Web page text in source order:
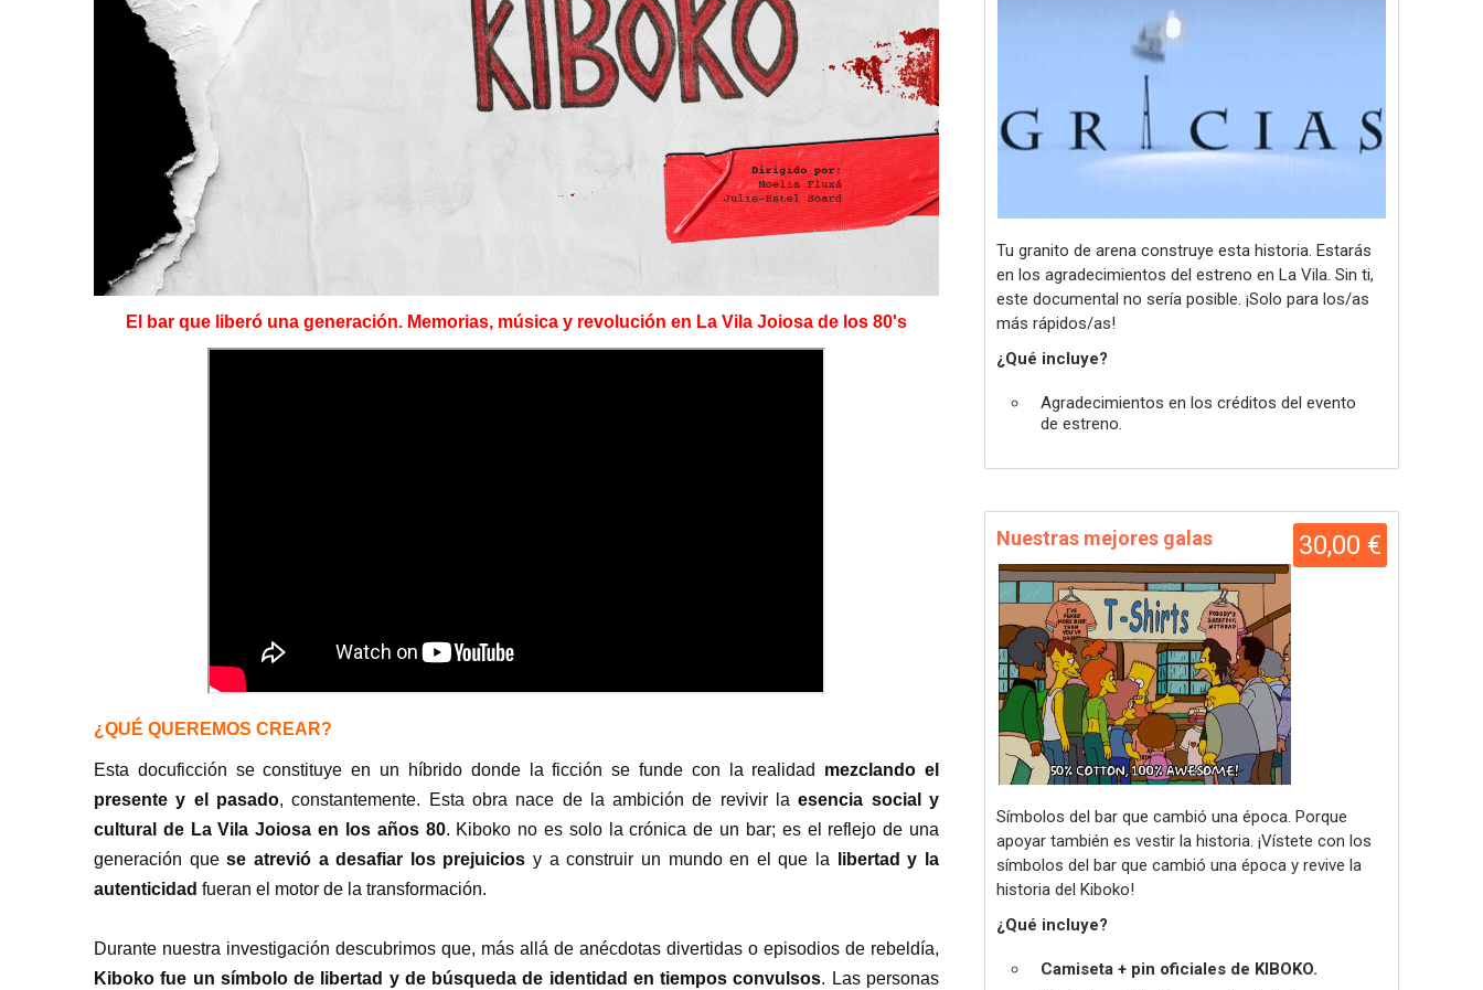
El bar que liberó una generación. Memorias, música y revolución en La Vila Joiosa de los 80's
¿QUÉ QUEREMOS CREAR?
Esta docuficción se constituye en un híbrido donde la ficción se funde con la realidad mezclando el
presente y el pasado, constantemente. Esta obra nace de la ambición de revivir laesencia social y
cultural de La Vila Joiosa en los años 80. Kiboko no es solo la crónica de un bar; es el reflejo de una
generación quese atrevió a desafiar los prejuicios y a construir un mundo en el que la
libertad y la
autenticidad fueran el motor de la transformación.
Durante nuestra investigación descubrimos que, más allá de anécdotas divertidas o episodios de rebeldía,
Kiboko fue un símbolo de libertad y de búsqueda de identidad en tiempos convulsos. Las personas
Tu granito de arena construye esta historia. Estarás
en los agradecimientos del estreno en La Vila. Sin ti,
este documental no sería posible. ¡Solo para los/as
más rápidos/as!
¿Qué incluye?
Agradecimientos en los créditos del evento
de estreno.
30,00 €
Nuestras mejores galas
Símbolos del bar que cambió una época. Porque
apoyar también es vestir la historia. ¡Vístete con los
símbolos del bar que cambió una época y revive la
historia del Kiboko!
¿Qué incluye?
Camiseta + pin oficiales de KIBOKO.